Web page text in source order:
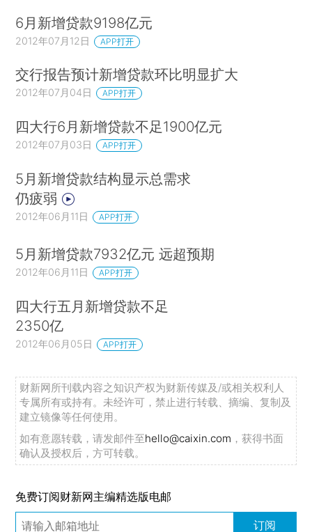
6月新增贷款9198亿元
2012年07月12日 APP打开
交行报告预计新增贷款环比明显扩大
2012年07月04日 APP打开
四大行6月新增贷款不足1900亿元
2012年07月03日 APP打开
5月新增贷款结构显示总需求
仍疲弱
2012年06月11日 APP打开
5月新增贷款7932亿元 远超预期
2012年06月11日 APP打开
四大行五月新增贷款不足
2350亿
2012年06月05日 APP打开
财新网所刊载内容之知识产权为财新传媒及/或相关权利人
专属所有或持有。未经许可，禁止进行转载、摘编、复制及
建立镜像等任何使用。
如有意愿转载，请发邮件至hello@caixin.com ，获得书面
确认及授权后，方可转载。
免费订阅财新网主编精选版电邮
订阅